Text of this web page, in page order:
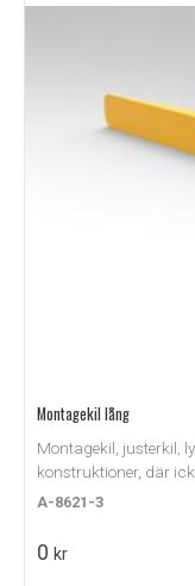
Montagekil lång
Montagekil, justerkil,
konstruktioner, där
A-8621-3
0 kr